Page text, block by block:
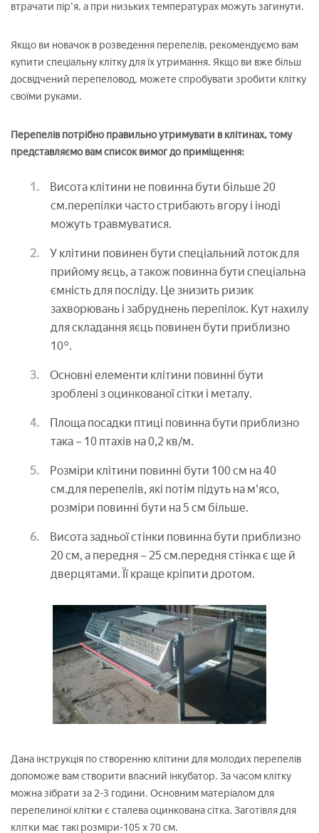
втрачати пір'я, а при низьких температурах можуть загинути.
Якщо ви новачок в розведення перепелів, рекомендуємо вам
купити спеціальну клітку для їх утримання. Якщо ви вже більш
досвідчений перепеловод, можете спробувати зробити клітку
своїми руками.
Перепелів потрібно правильно утримувати в клітинах, тому
представляємо вам список вимог до приміщення:
Висота клітини не повинна бути більше 20
см.перепілки часто стрибають вгору і іноді
можуть травмуватися.
У клітини повинен бути спеціальний лоток для
прийому яєць, а також повинна бути спеціальна
ємність для посліду. Це знизить ризик
захворювань і забруднень перепілок. Кут нахилу
для складання яєць повинен бути приблизно
10°.
Основні елементи клітини повинні бути
зроблені з оцинкованої сітки і металу.
Площа посадки птиці повинна бути приблизно
така – 10 птахів на 0,2 кв/м.
Розміри клітини повинні бути 100 см на 40
см.для перепелів, які потім підуть на м'ясо,
розміри повинні бути на 5 см більше.
Висота задньої стінки повинна бути приблизно
20 см, а передня – 25 см.передня стінка є ще й
дверцятами. Її краще кріпити дротом.
Дана інструкція по створенню клітини для молодих перепелів
допоможе вам створити власний інкубатор. За часом клітку
можна зібрати за 2-3 години. Основним матеріалом для
перепелиної клітки є сталева оцинкована сітка. Заготівля для
клітки має такі розміри-105 х 70 см.